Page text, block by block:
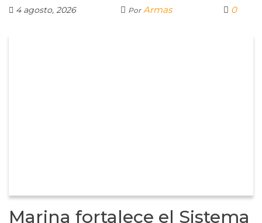
4 agosto, 2026
Por Armas 0
Marina fortalece el Sistema